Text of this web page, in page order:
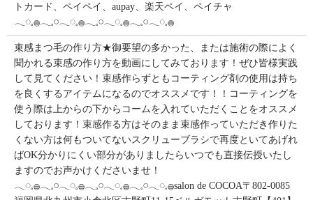
トカード、ペイペイ、aupay、楽天ペイ、ペイチャ
𓂃◌𓈒𓐍𓂃𓈒𓏸𓂃◌𓈒𓐍𓂃𓈒𓏸𓂃◌𓈒𓐍𓂃𓈒𓏸𓂃◌𓈒𓐍
束感まつ毛の作り方★御要望の多かった、または施術の際によく
聞かれる束感の作り方を動画にしてみております！ぜひ皆様実践
して見てください！束感作らずともコーティング剤の使用は持ち
を良くするアイテムになるのでオススメです！！コーティングを
使う際は上からの下からコームを入れていただくことをオススメ
しております！束感作る方はそのまま束感作っていただき作りた
くない方は何もついてないスクリューブラシで再度といてあげれ
ばOK分かりにくい部分がありましたらいつでも直接伝授いたし
ますのでお声かけくださいませ！
𓂃◌𓈒𓐍𓂃𓈒𓏸𓂃◌𓈒𓐍𓂃𓈒𓏸𓂃◌𓈒𓐍𓂃𓈒𓏸𓂃◌𓈒𓐍salon de COCOA〒802-0085